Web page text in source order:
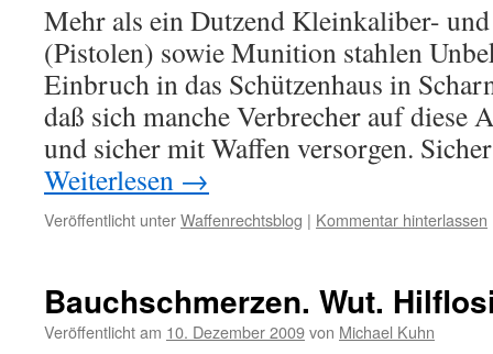
Mehr als ein Dutzend Kleinkaliber-
(Pistolen) sowie Munition stahlen
Einbruch in das Schützenhaus in
daß sich manche Verbrecher auf diese
und sicher mit Waffen versorgen.
Weiterlesen →
Veröffentlicht unterWaffenrechtsblog | Kommentar hinterlassen
Bauchschmerzen. Wut.
Veröffentlicht am 10. Dezember 2009von Michael Kuhn